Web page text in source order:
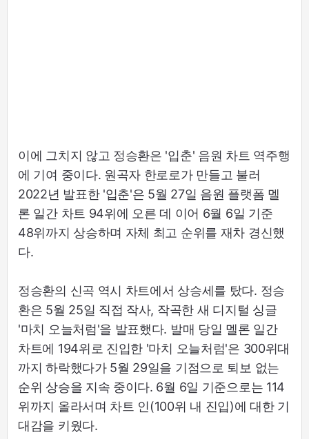
이에 그치지 않고 정승환은 '입춘' 음원 차트 역주행
에 기여 중이다. 원곡자 한로로가 만들고 불러
2022년 발표한 '입춘'은 5월 27일 음원 플랫폼 멜
론 일간 차트 94위에 오른 데 이어 6월 6일 기준
48위까지 상승하며 자체 최고 순위를 재차 경신했
다.
정승환의 신곡 역시 차트에서 상승세를 탔다. 정승
환은 5월 25일 직접 작사, 작곡한 새 디지털 싱글
'마치 오늘처럼'을 발표했다. 발매 당일 멜론 일간
차트에 194위로 진입한 '마치 오늘처럼'은 300위대
까지 하락했다가 5월 29일을 기점으로 퇴보 없는
순위 상승을 지속 중이다. 6월 6일 기준으로는 114
위까지 올라서며 차트 인(100위 내 진입)에 대한 기
대감을 키웠다.